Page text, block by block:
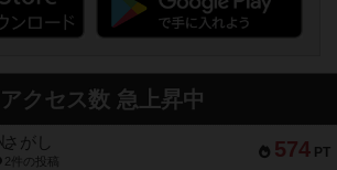
アクセス数 急上昇中
574 PT
がし
2件の投稿